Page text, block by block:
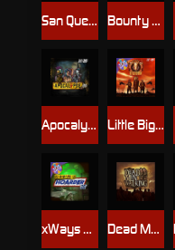
Dead Men Walking
Apocalypse Super xNudge
Bounty Hunters xNudge®
Little Bighorn
San Quentin xWays
xWays Hoarder xSplit